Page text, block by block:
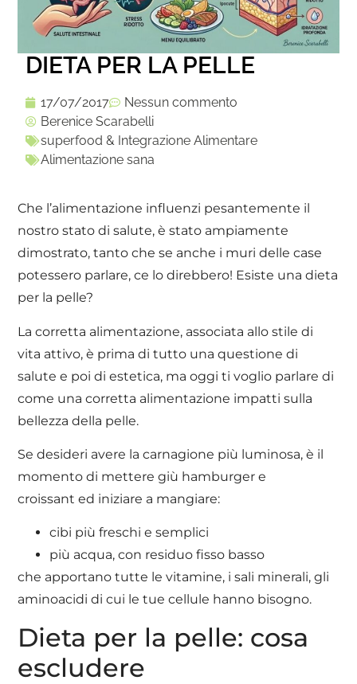
DIETA PER LA PELLE
17/07/2017
Nessun commento
Berenice Scarabelli
superfood & Integrazione Alimentare
Alimentazione sana
Che l’alimentazione influenzi pesantemente il
nostro stato di salute, è stato ampiamente
dimostrato, tanto che se anche i muri delle case
potessero parlare, ce lo direbbero! Esiste una dieta
per la pelle?
La corretta alimentazione, associata allo stile di
vita attivo, è prima di tutto una questione di
salute e poi di estetica, ma oggi ti voglio parlare di
come una corretta alimentazione impatti sulla
bellezza della pelle.
Se desideri avere la carnagione più luminosa, è il
momento di mettere giù hamburger e
croissant ed iniziare a mangiare:
cibi più freschi e semplici
più acqua, con residuo fisso basso
che apportano tutte le vitamine, i sali minerali, gli
aminoacidi di cui le tue cellule hanno bisogno.
Dieta per la pelle: cosa
escludere